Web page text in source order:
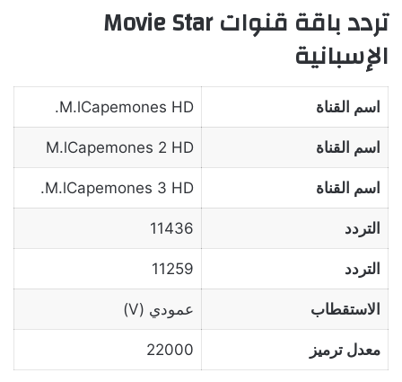
تردد باقة قنوات Movie Star
الإسبانية
اسم القناة M.lCapemones HD.
اسم القناة M.lCapemones 2 HD
اسم القناة M.lCapemones 3 HD.
التردد 11436
التردد 11259
الاستقطاب عمودي (V)
معدل ترميز 22000